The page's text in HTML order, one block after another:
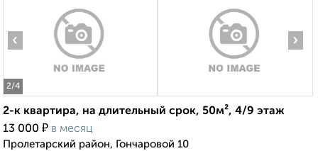
2/4
‹ ›
2-к квартира, на длительный срок, 50м², 4/9 этаж
13 000 ₽ в месяц
Пролетарский район, Гончаровой 10